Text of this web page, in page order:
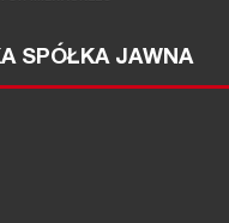
SPÓŁKA JAWNA